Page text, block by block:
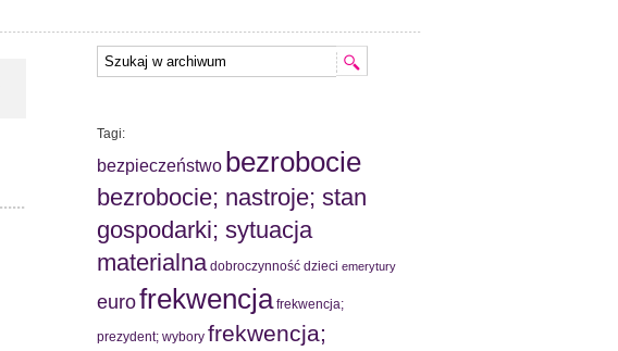
Tagi:
bezpieczeństwo bezrobocie
bezrobocie; nastroje; stan
gospodarki; sytuacja
materialna dobroczynność dzieci emerytury
eurofrekwencja frekwencja;
prezydent; wybory frekwencja;